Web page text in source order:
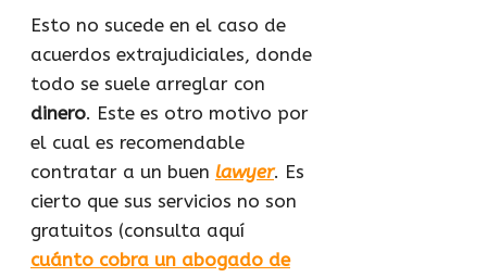
Esto no sucede en el caso de
acuerdos extrajudiciales, donde
todo se suele arreglar con
dinero. Este es otro motivo por
el cual es recomendable
contratar a un buen lawyer. Es
cierto que sus servicios no son
gratuitos (consulta aquí
cuánto cobra un abogado de